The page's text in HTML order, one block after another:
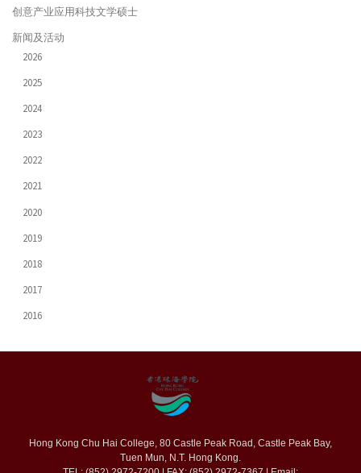
创意产业应用科技文学硕士
新闻及活动
2026
2025
2024
2023
2022
2021
2020
2019
2018
2017
2016
Hong Kong Chu Hai College, 80 Castle Peak Road, Castle Peak Bay,
Tuen Mun, N.T. Hong Kong.